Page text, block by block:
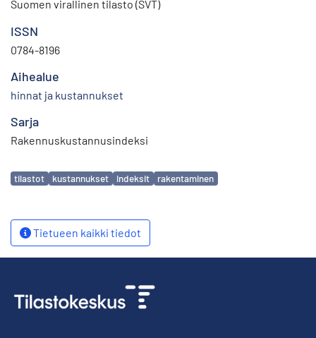
Suomen virallinen tilasto (SVT)
ISSN
0784-8196
Aihealue
hinnat ja kustannukset
Sarja
Rakennuskustannusindeksi
Avainsanat
tilastot kustannukset indeksit rakentaminen
Tietueen kaikki tiedot